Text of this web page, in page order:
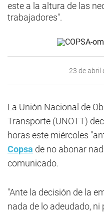
este a la altura de las
trabajadores".
23 de abril
La Unión Nacional de
Transporte (UNOTT)
horas este miércoles
Copsa de no abonar
comunicado.
"Ante la decisión de la
nada de lo adeudado,